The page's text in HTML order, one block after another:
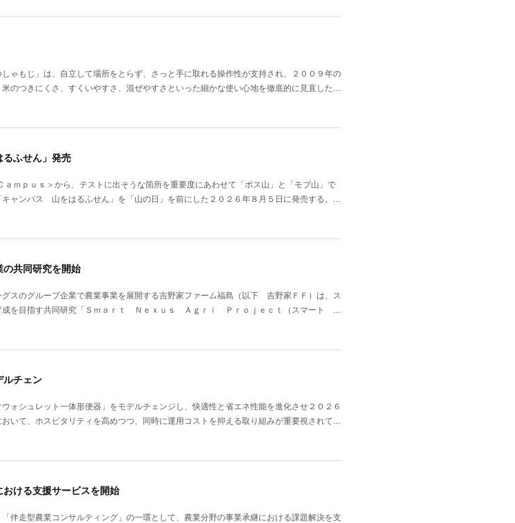
ゃもじ」は、自立して場所をとらず、さっと手に取れる操作性が支持され、２００９年の
のつきにくさ、すくいやすさ、混ぜやすさといった細かな使い心地を徹底的に見直した…
ふせん」発売
ｍｐｕｓ＞から、テストに出そうな箇所を重要度にあわせて「ボス山」と「モブ山」で
ャンパス 山をはるふせん」を「山の日」を前にした２０２６年８月５日に発売する。…
共同研究を開始
スのグループ企業で農業事業を展開する吉野家ファーム福島（以下 吉野家ＦＦ）は、ス
成を目指す共同研究「Ｓｍａｒｔ Ｎｅｘｕｓ Ａｇｒｉ Ｐｒｏｊｅｃｔ（スマート …
チェン
ォシュレット一体形便器」をモデルチェンジし、快適性と省エネ性能を進化させ２０２６
いて、ホスピタリティを高めつつ、同時に運用コストを抑える取り組みが重要視されて…
ける支援サービスを開始
伴走型農業コンサルティング」の一環として、農業分野の事業承継における課題解決を支